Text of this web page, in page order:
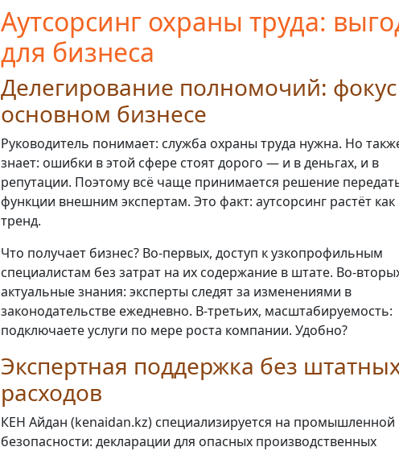
Аутсорсинг охраны труда:
для бизнеса
Делегирование полномочий:
основном бизнесе
Руководитель понимает: служба охраны труда нужна. Но
знает: ошибки в этой сфере стоят дорого — и в деньгах, и в
репутации. Поэтому всё чаще принимается решение
функции внешним экспертам. Это факт: аутсорсинг растёт как
тренд.
Что получает бизнес? Во-первых, доступ к узкопрофильным
специалистам без затрат на их содержание в штате. Во-
актуальные знания: эксперты следят за изменениями в
законодательстве ежедневно. В-третьих, масштабируемость:
подключаете услуги по мере роста компании. Удобно?
Экспертная поддержка без
расходов
КЕН Айдан (kenaidan.kz) специализируется на промышленной
безопасности: декларации для опасных производственных